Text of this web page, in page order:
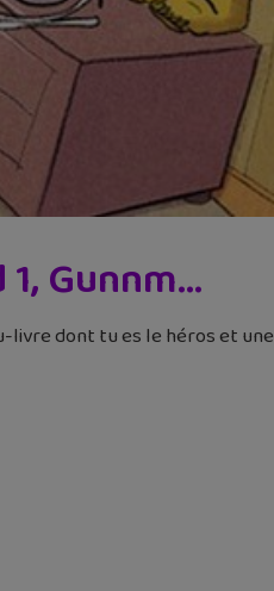
Gunnm…
livre dont tu es le héros et une